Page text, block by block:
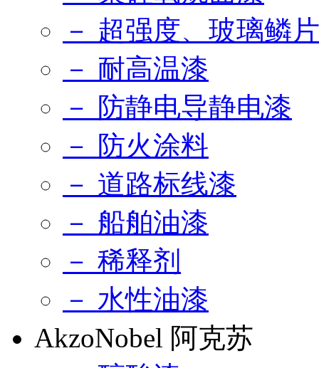
－ 超强度、玻璃鳞
－ 耐高温漆
－ 防静电导静电漆
－ 防火涂料
－ 道路标线漆
－ 船舶油漆
－ 稀释剂
－ 水性油漆
AkzoNobel 阿克苏